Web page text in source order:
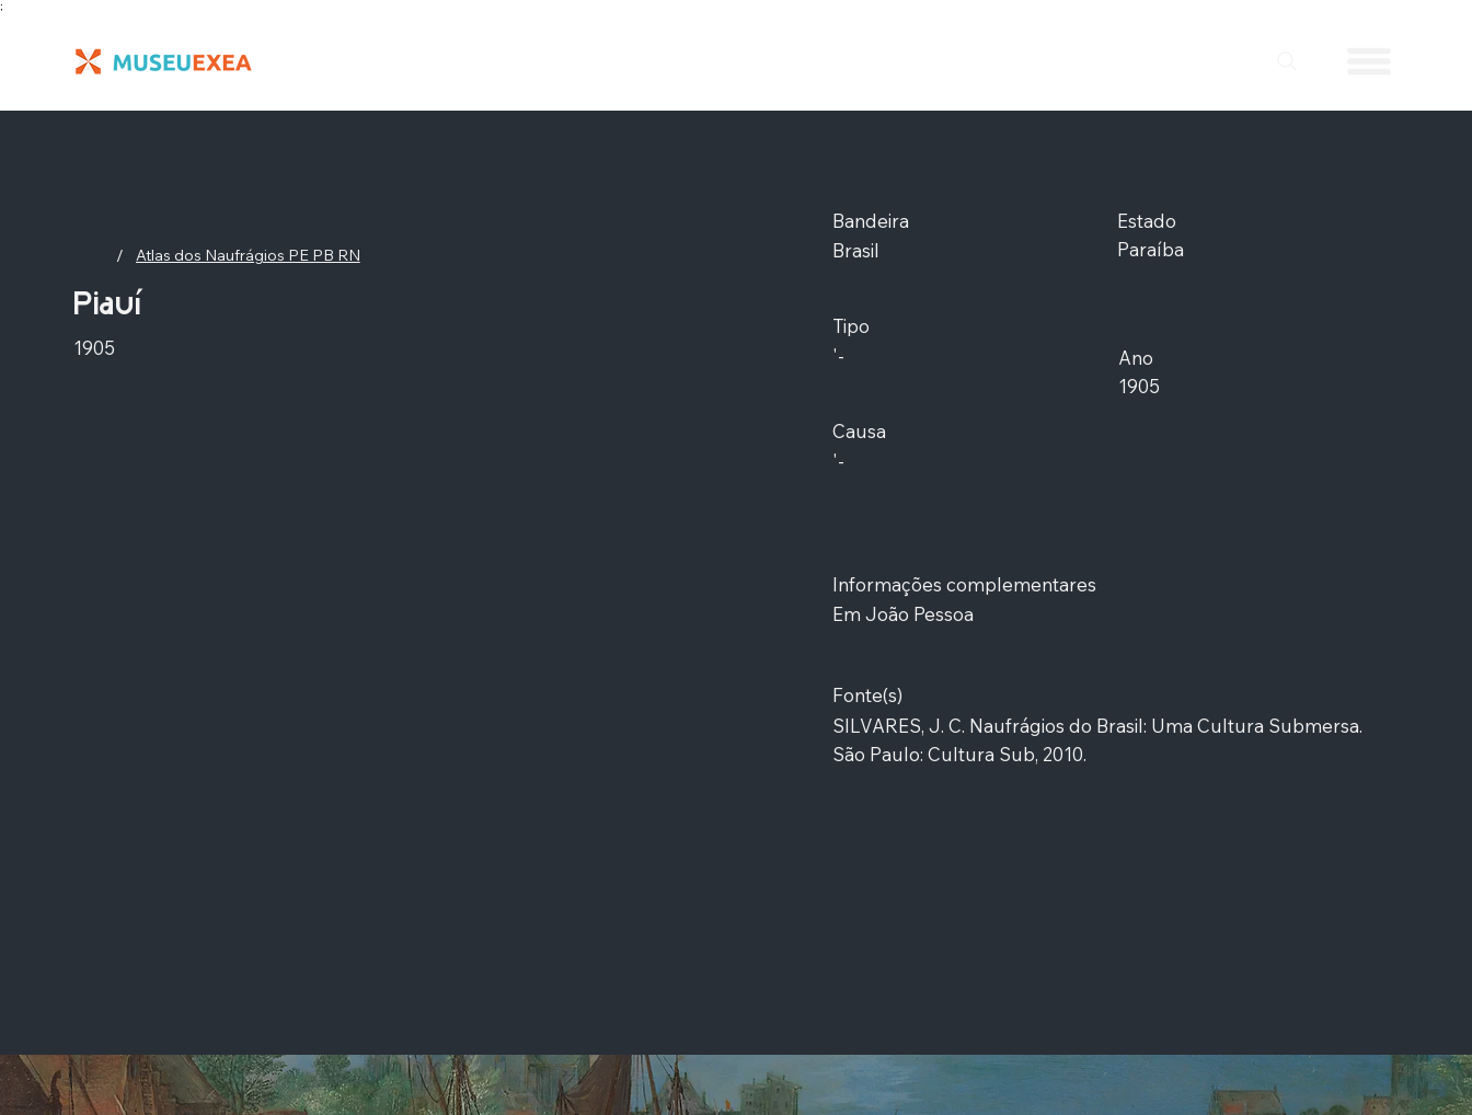
;
/ Atlas dos Naufrágios PE PB RN
Piauí
1905
Bandeira
Brasil
Tipo
'-
Causa
'-
Informações complementares
Em João Pessoa
Fonte(s)
SILVARES, J. C. Naufrágios do Brasil: Uma Cultura Submersa.
São Paulo: Cultura Sub, 2010.
Estado
Paraíba
Ano
1905